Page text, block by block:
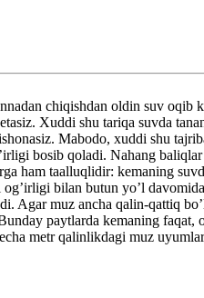
chiqishdan oldin suv
Xuddi shu tariqa suvda
Mabodo, xuddi shu
bosib qoladi. Nahang
ham taalluqlidir: kemaning
bilan butun yo’l
Agar muz ancha qalin-qattiq
paytlarda kemaning
metr qalinlikdagi muz